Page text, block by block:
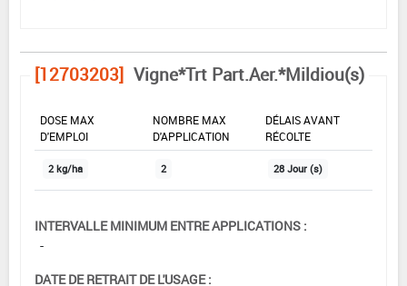
[12703203] Vigne*Trt Part.Aer.*Mildiou(s)
DOSE MAX
D'EMPLOI
NOMBRE MAX
D'APPLICATION
DÉLAIS AVANT
RÉCOLTE
2 kg/ha 2 28 Jour (s)
INTERVALLE MINIMUM ENTRE APPLICATIONS :
-
DATE DE RETRAIT DE L'USAGE :